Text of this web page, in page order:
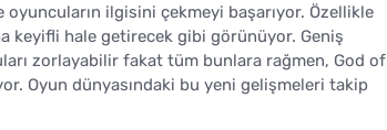
ilgisini çekmeyi başarıyor. Özellikle
keyifli hale getirecek gibi görünüyor. Geniş
zorlayabilir fakat tüm bunlara rağmen, God of
Oyun dünyasındaki bu yeni gelişmeleri takip